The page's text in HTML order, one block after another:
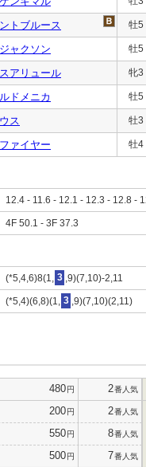
トブルース 牡5
ャクソン 牡5
アリュール 牝3
ドメニカ 牡5
ス 牡3
ァイヤー 牡4
12.4 - 11.6 - 12.1 - 12.3 - 12.8 -
4F 50.1 - 3F 37.3
(*5,4,6)8(1, 3 ,9)(7,10)-2,11
(*5,4)(6,8)(1, 3 ,9)(7,10)(2,11)
480円 2番人気
200円 2番人気
550円 8番人気
500円 7番人気